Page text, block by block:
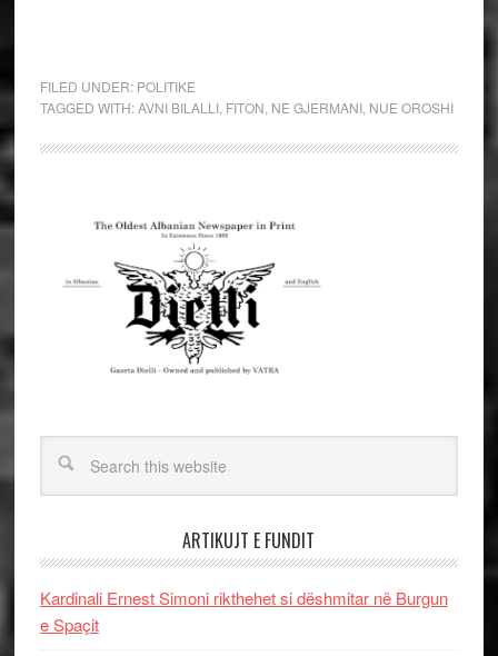
FILED UNDER: POLITIKE
TAGGED WITH:AVNI BILALLI, FITON NE GJERMANI, NUE OROSHI
ARTIKUJT E FUNDIT
Kardinali Ernest Simoni rikthehet si dëshmitar në Burgun
e Spaçit